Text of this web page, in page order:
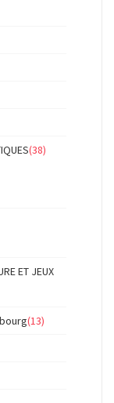
(38)
ET JEUX
(13)